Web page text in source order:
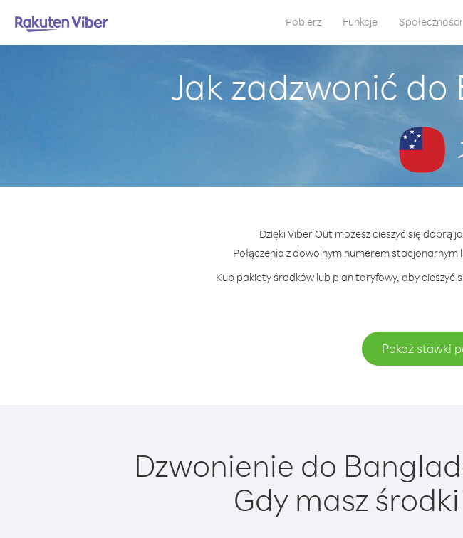
Pobierz Funkcje Społeczności
Jak zadzwonić do
Dzięki Viber Out możesz cieszyć się dobrą
Połączenia z dowolnym numerem
Kup pakiety środków lub plan taryfowy, aby cieszyć
Pokaż stawki
Dzwonienie do
Gdy masz